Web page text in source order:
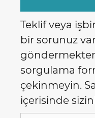
Teklif veya
bir sorunuz
sorgulama
çekinmeyin.
içerisinde